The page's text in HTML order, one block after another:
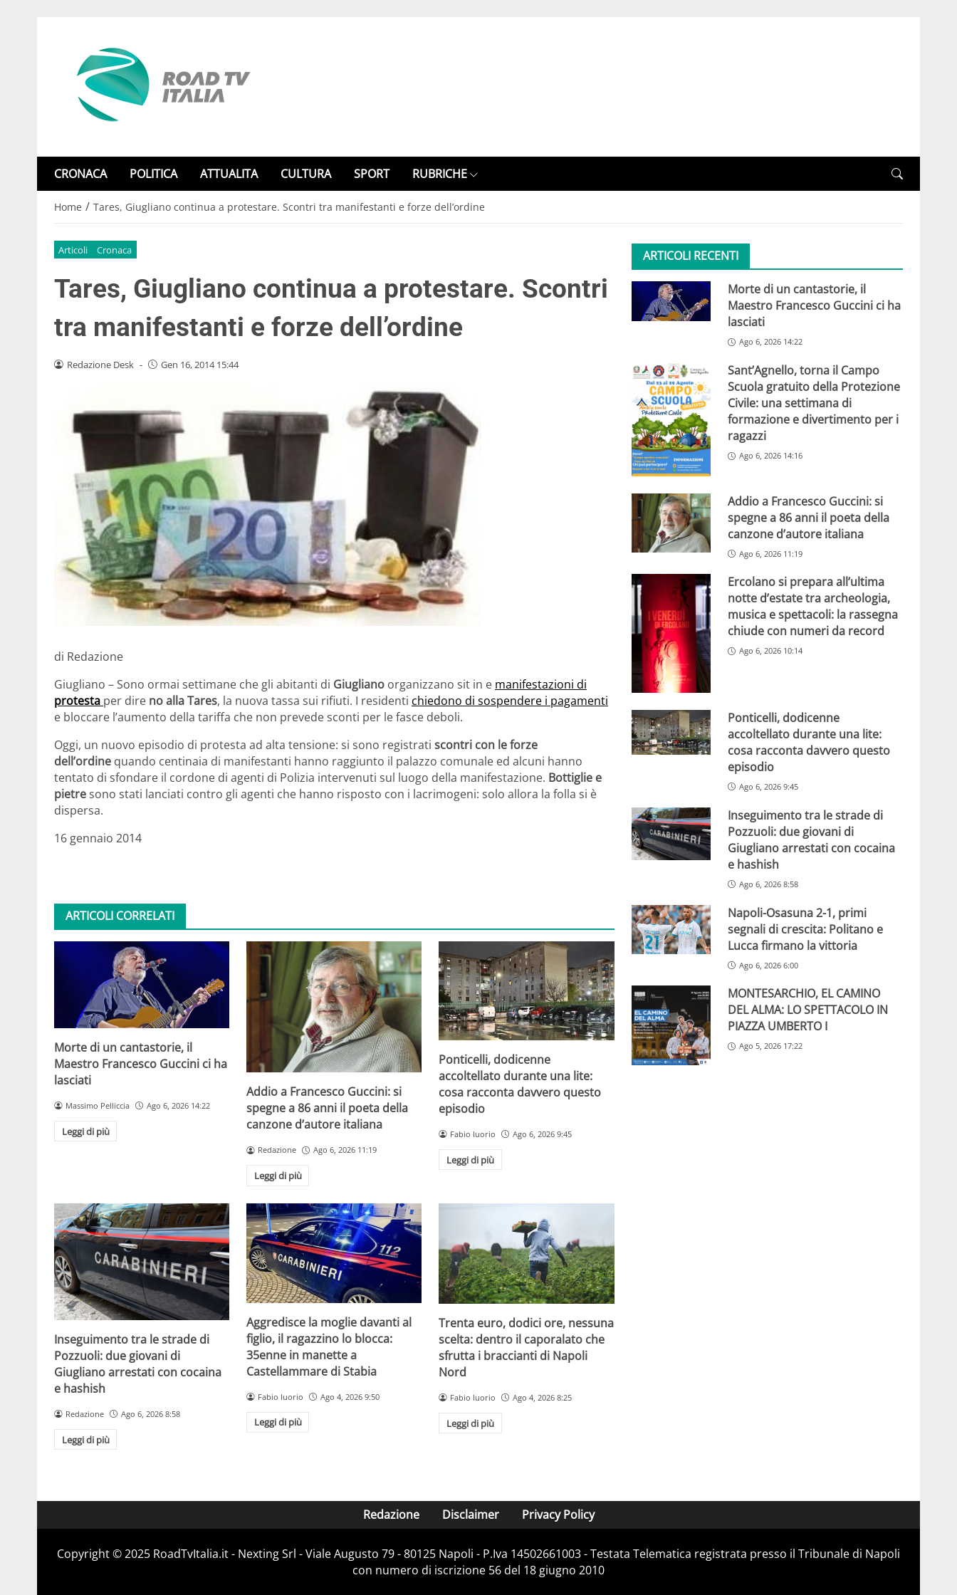
CRONACA POLITICA ATTUALITA CULTURA SPORT RUBRICHE
Home / Tares, Giugliano continua a protestare. Scontri tra manifestanti e forze dell’ordine
Articoli Cronaca
Tares, Giugliano continua a protestare. Scontri
tra manifestanti e forze dell’ordine
Redazione Desk - Gen 16, 2014 15:44
di Redazione
Giugliano – Sono ormai settimane che gli abitanti di Giugliano organizzano sit in e manifestazioni di
protesta per dire no alla Tares, la nuova tassa sui rifiuti. I residenti chiedono di sospendere i pagamenti
e bloccare l’aumento della tariffa che non prevede sconti per le fasce deboli.
Oggi, un nuovo episodio di protesta ad alta tensione: si sono registrati scontri con le forze
dell’ordine quando centinaia di manifestanti hanno raggiunto il palazzo comunale ed alcuni hanno
tentato di sfondare il cordone di agenti di Polizia intervenuti sul luogo della manifestazione. Bottiglie e
pietresono stati lanciati contro gli agenti che hanno risposto con i lacrimogeni: solo allora la folla si è
dispersa.
16 gennaio 2014
ARTICOLI CORRELATI
Morte di un cantastorie, il
Maestro Francesco Guccini ci ha
lasciati
Massimo Pelliccia Ago 6, 2026 14:22
Leggi di più
Addio a Francesco Guccini: si
spegne a 86 anni il poeta della
canzone d’autore italiana
Redazione Ago 6, 2026 11:19
Leggi di più
Ponticelli, dodicenne
accoltellato durante una lite:
cosa racconta davvero questo
episodio
Fabio Iuorio Ago 6, 2026 9:45
Leggi di più
Inseguimento tra le strade di
Pozzuoli: due giovani di
Giugliano arrestati con cocaina
e hashish
Redazione Ago 6, 2026 8:58
Leggi di più
Aggredisce la moglie davanti al
figlio, il ragazzino lo blocca:
35enne in manette a
Castellammare di Stabia
Fabio Iuorio Ago 4, 2026 9:50
Leggi di più
Trenta euro, dodici ore, nessuna
scelta: dentro il caporalato che
sfrutta i braccianti di Napoli
Nord
Fabio Iuorio Ago 4, 2026 8:25
Leggi di più
ARTICOLI RECENTI
Morte di un cantastorie, il
Maestro Francesco Guccini ci ha
lasciati
Ago 6, 2026 14:22
Sant’Agnello, torna il Campo
Scuola gratuito della Protezione
Civile: una settimana di
formazione e divertimento per i
ragazzi
Ago 6, 2026 14:16
Addio a Francesco Guccini: si
spegne a 86 anni il poeta della
canzone d’autore italiana
Ago 6, 2026 11:19
Ercolano si prepara all’ultima
notte d’estate tra archeologia,
musica e spettacoli: la rassegna
chiude con numeri da record
Ago 6, 2026 10:14
Ponticelli, dodicenne
accoltellato durante una lite:
cosa racconta davvero questo
episodio
Ago 6, 2026 9:45
Inseguimento tra le strade di
Pozzuoli: due giovani di
Giugliano arrestati con cocaina
e hashish
Ago 6, 2026 8:58
Napoli-Osasuna 2-1, primi
segnali di crescita: Politano e
Lucca firmano la vittoria
Ago 6, 2026 6:00
MONTESARCHIO, EL CAMINO
DEL ALMA: LO SPETTACOLO IN
PIAZZA UMBERTO I
Ago 5, 2026 17:22
Redazione Disclaimer Privacy Policy
Copyright ©️ 2025 RoadTvItalia.it - Nexting Srl - Viale Augusto 79 - 80125 Napoli - P.Iva 14502661003 - Testata Telematica registrata presso il Tribunale di Napoli
con numero di iscrizione 56 del 18 giugno 2010